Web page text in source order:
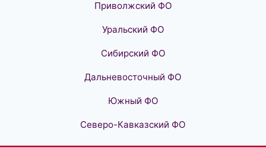
Приволжский ФО
Уральский ФО
Сибирский ФО
Дальневосточный ФО
Южный ФО
Северо-Кавказский ФО